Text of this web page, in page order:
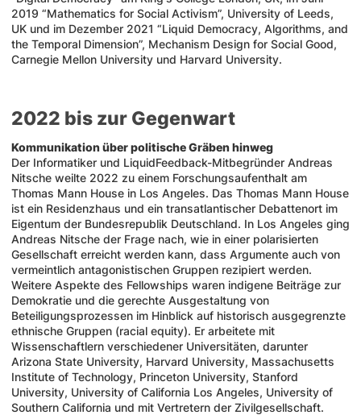
2019 “Mathematics for Social Activism”, University of Leeds,
UK und im Dezember 2021 “Liquid Democracy, Algorithms, and
the Temporal Dimension”, Mechanism Design for Social Good,
Carnegie Mellon University und Harvard University.
2022 bis zur Gegenwart
Kommunikation über politische Gräben hinweg
Der Informatiker und LiquidFeedback-Mitbegründer Andreas
Nitsche weilte 2022 zu einem Forschungsaufenthalt am
Thomas Mann House in Los Angeles. Das Thomas Mann House
ist ein Residenzhaus und ein transatlantischer Debattenort im
Eigentum der Bundesrepublik Deutschland. In Los Angeles ging
Andreas Nitsche der Frage nach, wie in einer polarisierten
Gesellschaft erreicht werden kann, dass Argumente auch von
vermeintlich antagonistischen Gruppen rezipiert werden.
Weitere Aspekte des Fellowships waren indigene Beiträge zur
Demokratie und die gerechte Ausgestaltung von
Beteiligungsprozessen im Hinblick auf historisch ausgegrenzte
ethnische Gruppen (racial equity). Er arbeitete mit
Wissenschaftlern verschiedener Universitäten, darunter
Arizona State University, Harvard University, Massachusetts
Institute of Technology, Princeton University, Stanford
University, University of California Los Angeles, University of
Southern California und mit Vertretern der Zivilgesellschaft.